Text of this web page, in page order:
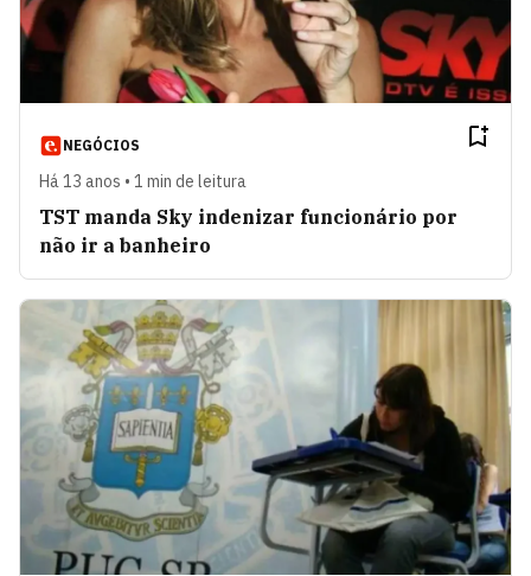
NEGÓCIOS
Há 13 anos • 1 min de leitura
TST manda Sky indenizar funcionário por
não ir a banheiro